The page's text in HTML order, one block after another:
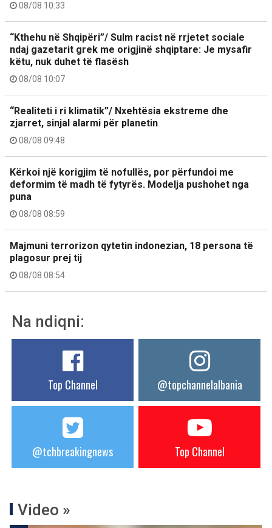
08/08 10:33
“Kthehu në Shqipëri”/ Sulm racist në rrjetet sociale
ndaj gazetarit grek me origjinë shqiptare: Je mysafir
këtu, nuk duhet të flasësh
08/08 10:07
“Realiteti i ri klimatik”/ Nxehtësia ekstreme dhe
zjarret, sinjal alarmi për planetin
08/08 09:48
Kërkoi një korigjim të nofullës, por përfundoi me
deformim të madh të fytyrës. Modelja pushohet nga
puna
08/08 08:59
Majmuni terrorizon qytetin indonezian, 18 persona të
plagosur prej tij
08/08 08:54
Na ndiqni:
Top Channel @topchannelalbania
@tchbreakingnews Top Channel
Video »